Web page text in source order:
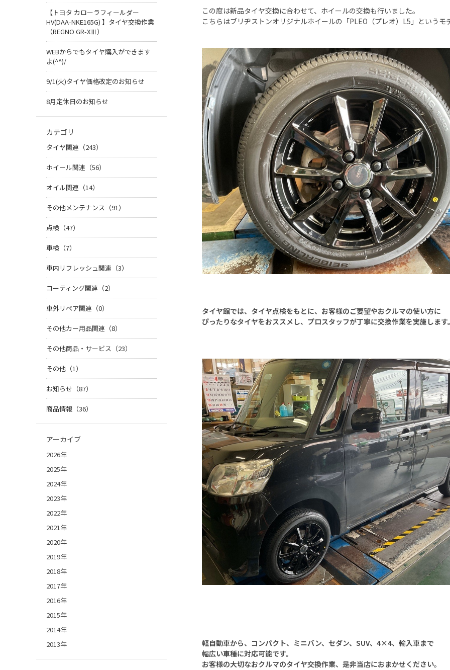
この度は新品タイヤ交換に合わせて、ホイールの交換も行いました。
こちらはブリヂストンオリジナルホイールの「PLEO（プレオ）L5」というモ
タイヤ館では、タイヤ点検をもとに、 お客様のご要望やおクルマの使い方に
ぴったりなタイヤをおススメし、 プロスタッフが丁寧に交換作業を実施します
軽自動車から、コンパクト、ミニバン、セダン、SUV、4×4、輸入車まで
幅広い車種に対応可能です。
お客様の大切なおクルマのタイヤ交換作業、是非当店におまかせください。
【トヨタ カローラフィールダー
HV(DAA-NKE165G) 】タイヤ交換作業
（REGNO GR-XⅢ）
WEBからでもタイヤ購入ができます
よ(^^)/
9/1(火)タイヤ価格改定のお知らせ
8月定休日のお知らせ
カテゴリ
タイヤ関連（243）
ホイール関連（56）
オイル関連（14）
その他メンテナンス（91）
点検（47）
車検（7）
車内リフレッシュ関連（3）
コーティング関連（2）
車外リペア関連（0）
その他カー用品関連（8）
その他商品・サービス（23）
その他（1）
お知らせ（87）
商品情報（36）
アーカイブ
2026年
2025年
2024年
2023年
2022年
2021年
2020年
2019年
2018年
2017年
2016年
2015年
2014年
2013年